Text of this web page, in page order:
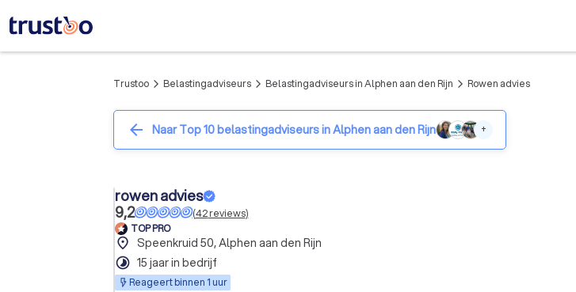
Trustoo arrow_forward_ios Belastingadviseurs arrow_forward_ios Belastingadviseurs in Alphen aan den Rijn arrow_forward_ios Rowen advies
arrow_back Naar Top 10 belastingadviseurs in Alphen aan den Rijn +
rowen advies
9,2
(42reviews)
TOP PRO
place Speenkruid 50, Alphen aan den Rijn
timelapse 15 jaar in bedrijf
Reageert binnen 1 uur